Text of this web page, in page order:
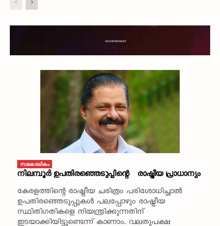
സമകാലികം
നിലമ്പൂര്‍ ഉപതിരഞ്ഞെടുപ്പിന്റെ രാഷ്ട്രീയ പ്രാധാന്യം
കേരളത്തിന്റെ രാഷ്ട്രീയ ചരിത്രം പരിശോധിച്ചാല്‍
ഉപതിരഞ്ഞെടുപ്പുകള്‍ പലപ്പോഴും രാഷ്ട്രീയ
സ്ഥിതിഗതികളെ നിയന്ത്രിക്കുന്നതിന്
ഇടയാക്കിയിട്ടുണ്ടെന്ന് കാണാം. വലതുപക്ഷ